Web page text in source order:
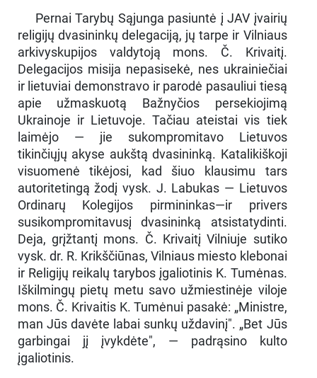
Pernai Tarybų Sąjunga pasiuntė į JAV įvairių
religijų dvasininkų delegaciją, jų tarpe ir Vilniaus
arkivyskupijos valdytoją mons. Č. Krivaitį.
Delegacijos misija nepasisekė, nes ukrainiečiai
ir lietuviai demonstravo ir parodė pasauliui tiesą
apie užmaskuotą Bažnyčios persekiojimą
Ukrainoje ir Lietuvoje. Tačiau ateistai vis tiek
laimėjo — jie sukompromitavo Lietuvos
tikinčiųjų akyse aukštą dvasininką. Katalikiškoji
visuomenė tikėjosi, kad šiuo klausimu tars
autoritetingą žodį vysk. J. Labukas — Lietuvos
Ordinarų Kolegijos pirmininkas—ir privers
susikompromitavusį dvasininką atsistatydinti.
Deja, grįžtantį mons. Č. Krivaitį Vilniuje sutiko
vysk. dr. R. Krikščiūnas, Vilniaus miesto klebonai
ir Religijų reikalų tarybos įgaliotinis K. Tumėnas.
Iškilmingų pietų metu savo užmiestinėje viloje
mons. Č. Krivaitis K. Tumėnui pasakė: „Ministre,
man Jūs davėte labai sunkų uždavinį". „Bet Jūs
garbingai jį įvykdėte", — padrąsino kulto
įgaliotinis.